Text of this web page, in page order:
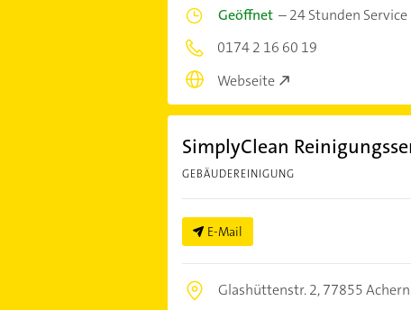
Geöffnet–24 Stunden Service
0174 2 16 60 19
Webseite
SimplyClean
GEBÄUDEREINIGUNG
E-Mail
Glashüttenstr. 2,77855 Achern